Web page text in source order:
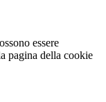
essere
pagina della cookie